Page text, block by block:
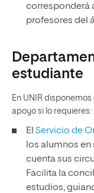
corresponderá
profesores del
estudiante
En UNIR
apoyo si lo requieres:
El Servicio de
los alumnos
cuenta sus
Facilita la
estudios,